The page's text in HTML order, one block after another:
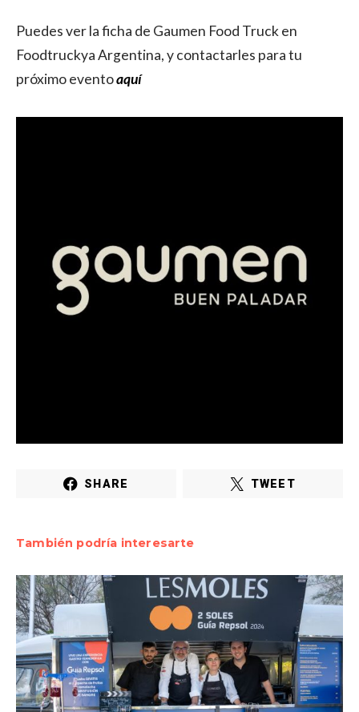
Puedes ver la ficha de Gaumen Food Truck en
Foodtruckya Argentina, y contactarles para tu
próximo eventoaquí
SHARE TWEET
También podría interesarte